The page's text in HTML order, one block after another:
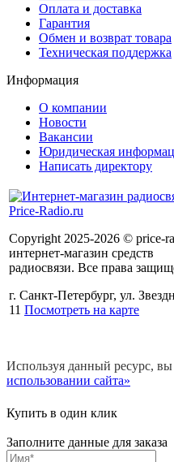
Оплата и доставка
Гарантия
Обмен и возврат товара
Техническая поддержка
Информация
О компании
Новости
Вакансии
Юридическая
Написать директору
Copyright 2025-2026 © price-
интернет-магазин средств
радиосвязи. Все права
г. Санкт-Петербург, ул.
11 Посмотреть на карте
Используя данный ресурс,
использовании сайта»
Купить в один клик
Заполните данные для заказа